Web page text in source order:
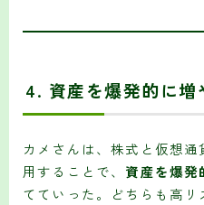
4. 資産を爆発的に
カメさんは、株式と仮想
用することで、 資産を爆発
てていった。どちらも高